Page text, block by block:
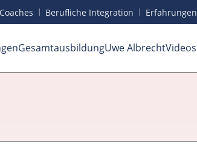
Coaches I Berufliche Integration I Erfahrungen
GesamtausbildungUwe AlbrechtVideos